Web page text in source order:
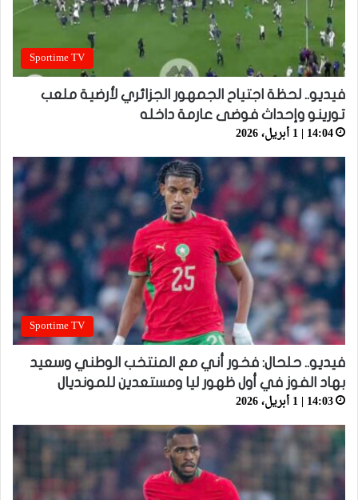
Sportime TV
فيديو.. لحظة اجتياح الجمهور الجزائري لأرضية ملعب
تورينو وإحداث فوضى عارمة داخله
14:04 | 1 أبريل، 2026
Sportime TV
فيديو.. حلحال: فخور أني مع المنتخب الوطني وسعيد
بهاد الفوز في أول ظهور ليا ومستعدين للمونديال
14:03 | 1 أبريل، 2026